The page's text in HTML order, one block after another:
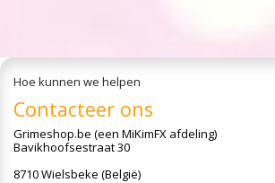
Hoe kunnen we helpen
Contacteer ons
Grimeshop.be (een MiKimFX afdeling)
Bavikhoofsestraat 30
8710 Wielsbeke (België)